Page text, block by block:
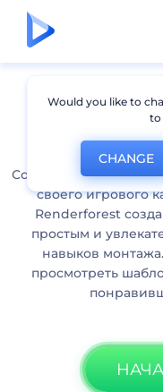
Мультик,
Создайте мультик,
своего игрового
Renderforest
простым и
навыков
просмотреть
Would you like to
to
CHANGE